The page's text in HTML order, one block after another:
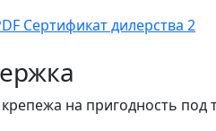
Сертификат дилерства 2
на пригодность под